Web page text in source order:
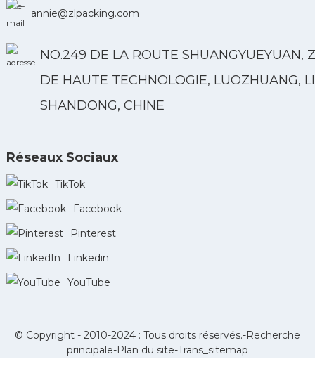
annie@zlpacking.com
NO.249 DE LA ROUTE SHUANGYUEYUAN,
DE HAUTE TECHNOLOGIE, LUOZHUANG,
SHANDONG, CHINE
Réseaux Sociaux
TikTok
Facebook
Pinterest
Linkedin
YouTube
© Copyright - 2010-2024 : Tous droits réservés.-Recherche
principale-Plan du site-Trans_sitemap